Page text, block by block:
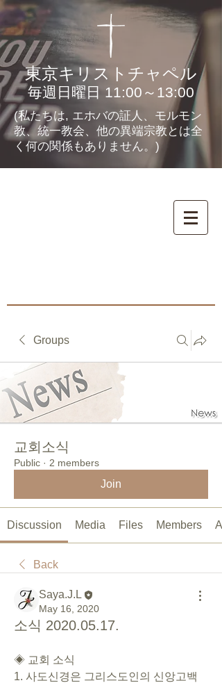
東京キリストチャペル
毎週日曜日 11:00～13:00
(私たちは, エホバの証人、モルモン
教、統一教会、他の異端宗教とは全
く何の関係もありません。)
Groups
교회소식
Public · 2 members
Join
Discussion Media Files Members
Back
Saya.J.L
May 16, 2020
소식 2020.05.17.
◈ 교회 소식
1. 사도신경은 그리스도인의 신앙고백